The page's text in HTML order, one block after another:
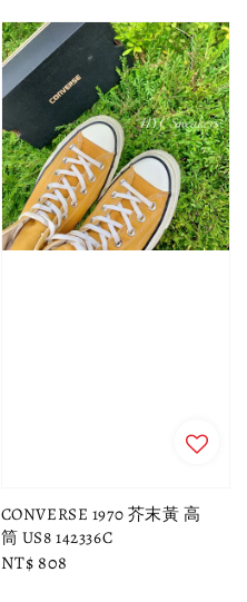
CONVERSE 1970 芥末黃 高
筒 US8 142336C
Regular
NT$ 808